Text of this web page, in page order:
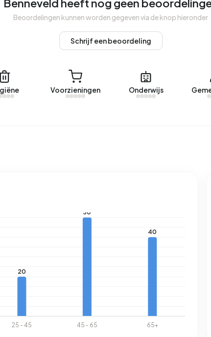
Afgelopen jaar zijn er geen woningen verhuurd in
energielabel. De meest voorkomende labels zijn G
adres in Benneveld 4.360 kWh aan elektriciteit per jaar.
Benneveld heeft nog geen
Beoordelingen kunnen worden gegeven via de knop hieronder
Schrijf een beoordeling
Voorzieningen Onderwijs